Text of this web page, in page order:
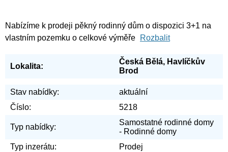
Nabízíme k prodeji pěkný rodinný dům o dispozici 3+1 na
vlastním pozemku o celkové výměře
Rozbalit
Lokalita:
Česká Bělá, Havlíčkův
Brod
Stav nabídky:
aktuální
Číslo:
5218
Typ nabídky:
Samostatné rodinné domy
- Rodinné domy
Typ inzerátu:
Prodej